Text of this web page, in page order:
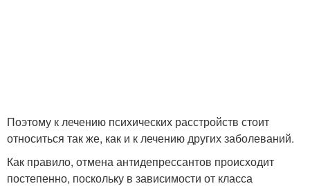
Поэтому к лечению психических расстройств стоит
относиться так же, как и к лечению других заболеваний.
Как правило, отмена антидепрессантов происходит
постепенно, поскольку в зависимости от класса